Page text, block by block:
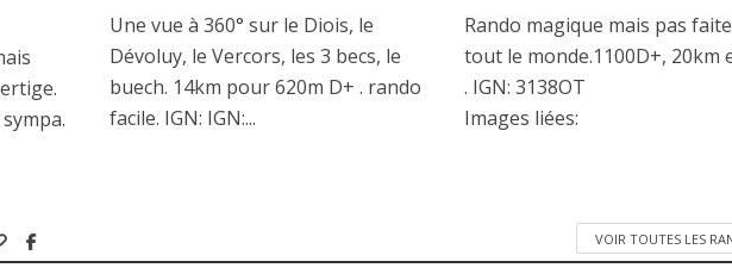
Une vue à 360° sur le Diois, le
Dévoluy, le Vercors, les 3 becs, le
buech. 14km pour 620m D+ . rando
facile. IGN: IGN:...
Rando magique mais pas
tout le monde.1100D+, 20km
. IGN: 3138OT
Images liées:
VOIR TOUTES LES